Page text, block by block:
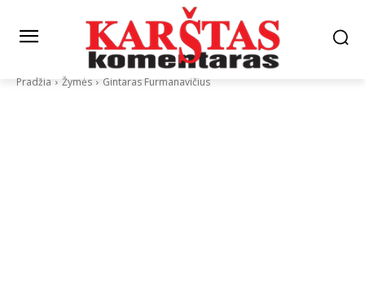
Pradžia Žymės Gintaras Furmanavičius